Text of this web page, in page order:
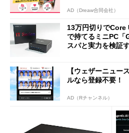
AD（Dreaw合同会社）
13万円切りで
で持てるミニPC「
スパと実力を検証
【ウェザーニュー
ルなら登録不要！
AD（Rチャンネル）